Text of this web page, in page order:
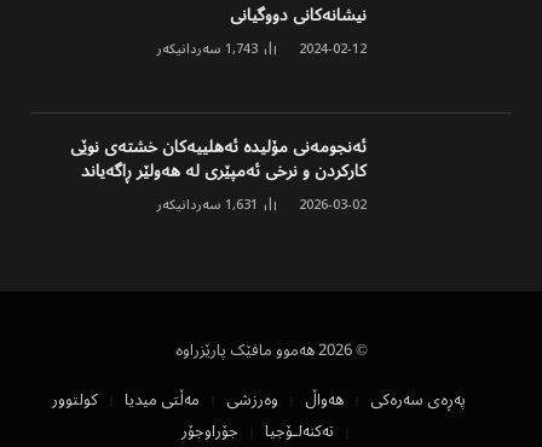
نیشانەکانی دووگیانی
2024-02-12
1,743 سەردانیکەر
ئەنجومەنی مۆلیدە ئەهلییەکان خشتەی نوێی
کارکردن و نرخی ئەمپێری لە هەولێر ڕاگەیاند
2026-03-02
1,631 سەردانیکەر
© 2026 هەموو مافێک پارێزراوە
پەڕەی سەرەکی
هەواڵ وەرزشی مەڵتی میدیا
کولتوور
تەکنەلۆجیا
جۆراوجۆر